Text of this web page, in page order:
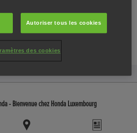
- Bienvenue chez Honda Luxembourg
Autoriser tous les cookies
des cookies